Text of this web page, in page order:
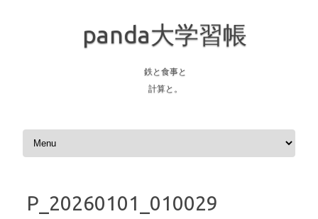
panda大学習帳
鉄と食事と
計算と。
Skip to content
P_20260101_010029